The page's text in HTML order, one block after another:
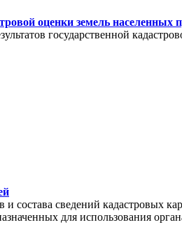
оценки земель населенных
государственной
сведений кадастровых
для использования